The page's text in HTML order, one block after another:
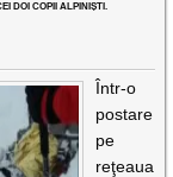
DOI COPII ALPINIȘTI.
Într-o
postare
pe
reţeaua